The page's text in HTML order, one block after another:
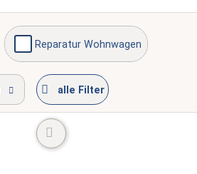
Reparatur Wohnwagen
alle Filter